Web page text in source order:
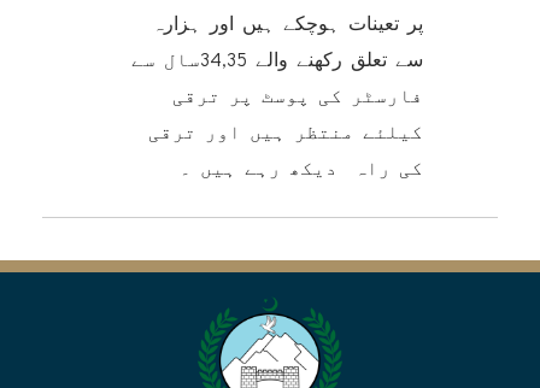
پر تعینات ہوچکے ہیں اور ہزارہ
سے تعلق رکھنے والے 34,35سال سے
فارسٹر کی پوسٹ پر ترقی
کیلئے منتظر ہیں اور ترقی
کی راہ دیکھ رہے ہیں ۔